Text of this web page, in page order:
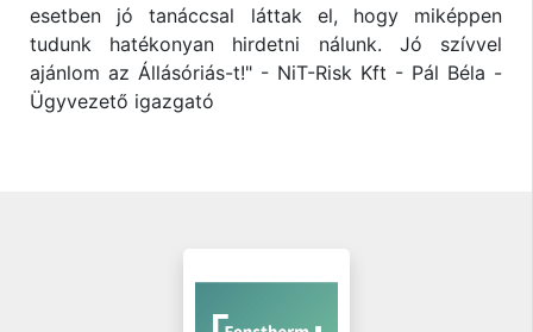
esetben jó tanáccsal láttak el, hogy miképpen
tudunk hatékonyan hirdetni nálunk. Jó szívvel
ajánlom az Állásóriás-t!" - NiT-Risk Kft - Pál Béla -
Ügyvezető igazgató